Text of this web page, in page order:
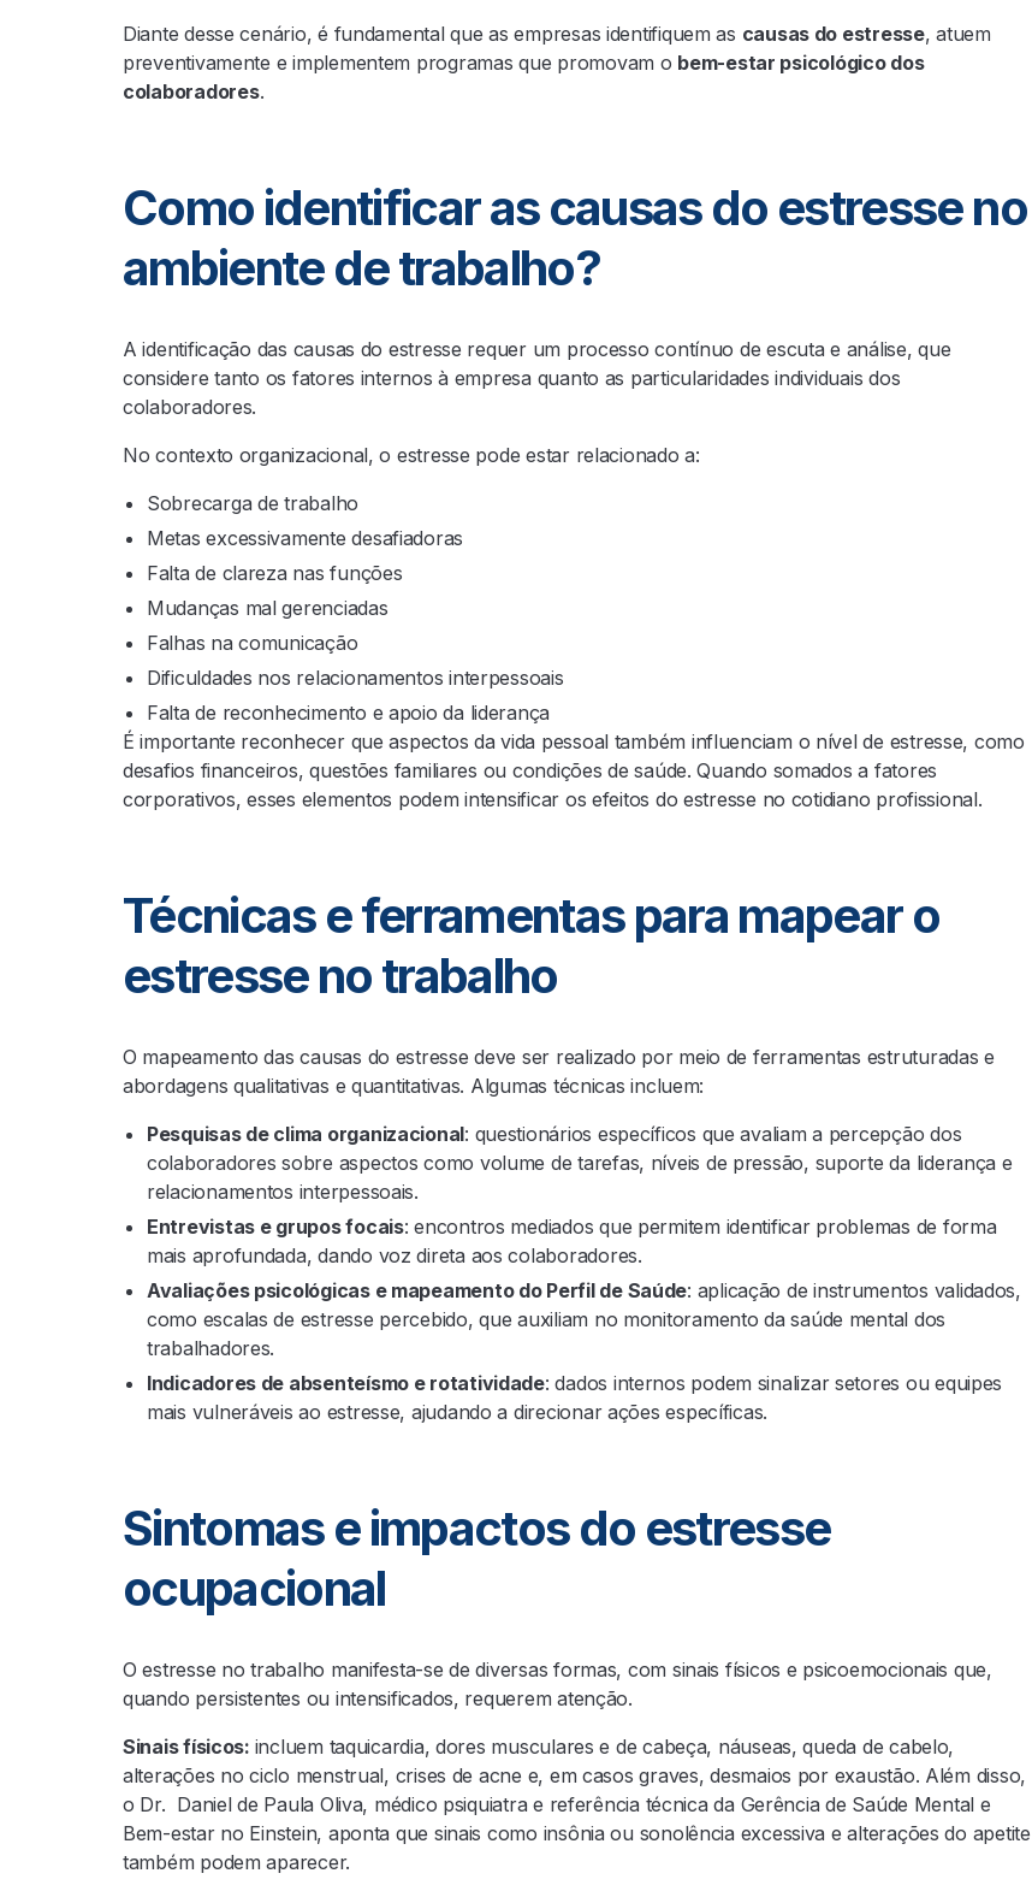
Diante desse cenário, é fundamental que as empresas identifiquem as causas do estresse, atuem
preventivamente e implementem programas que promovam o bem-estar psicológico dos
colaboradores.
Como identificar as causas do estresse no
ambiente de trabalho?
A identificação das causas do estresse requer um processo contínuo de escuta e análise, que
considere tanto os fatores internos à empresa quanto as particularidades individuais dos
colaboradores.
No contexto organizacional, o estresse pode estar relacionado a:
Sobrecarga de trabalho
Metas excessivamente desafiadoras
Falta de clareza nas funções
Mudanças mal gerenciadas
Falhas na comunicação
Dificuldades nos relacionamentos interpessoais
Falta de reconhecimento e apoio da liderança
É importante reconhecer que aspectos da vida pessoal também influenciam o nível de estresse, como
desafios financeiros, questões familiares ou condições de saúde. Quando somados a fatores
corporativos, esses elementos podem intensificar os efeitos do estresse no cotidiano profissional.
Técnicas e ferramentas para mapear o
estresse no trabalho
O mapeamento das causas do estresse deve ser realizado por meio de ferramentas estruturadas e
abordagens qualitativas e quantitativas. Algumas técnicas incluem:
Pesquisas de clima organizacional: questionários específicos que avaliam a percepção dos
colaboradores sobre aspectos como volume de tarefas, níveis de pressão, suporte da liderança e
relacionamentos interpessoais.
Entrevistas e grupos focais: encontros mediados que permitem identificar problemas de forma
mais aprofundada, dando voz direta aos colaboradores.
Avaliações psicológicas e mapeamento do Perfil de Saúde: aplicação de instrumentos validados,
como escalas de estresse percebido, que auxiliam no monitoramento da saúde mental dos
trabalhadores.
Indicadores de absenteísmo e rotatividade: dados internos podem sinalizar setores ou equipes
mais vulneráveis ao estresse, ajudando a direcionar ações específicas.
Sintomas e impactos do estresse
ocupacional
O estresse no trabalho manifesta-se de diversas formas, com sinais físicos e psicoemocionais que,
quando persistentes ou intensificados, requerem atenção.
Sinais físicos: incluem taquicardia, dores musculares e de cabeça, náuseas, queda de cabelo,
alterações no ciclo menstrual, crises de acne e, em casos graves, desmaios por exaustão. Além disso,
o Dr. Daniel de Paula Oliva, médico psiquiatra e referência técnica da Gerência de Saúde Mental e
Bem-estar no Einstein, aponta que sinais como insônia ou sonolência excessiva e alterações do apetite
também podem aparecer.